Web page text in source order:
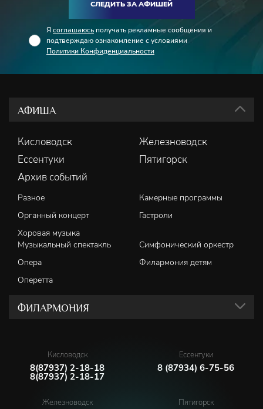
СЛЕДИТЬ ЗА АФИШЕЙ
Я соглашаюсь получать рекламные сообщения и
подтверждаю ознакомление с условиями
Политики Конфиденциальности
АФИША
Кисловодск
Железноводск
Ессентуки
Пятигорск
Архив событий
Разное
Камерные программы
Органный концерт
Гастроли
Хоровая музыка
Музыкальный спектакль
Симфонический оркестр
Опера
Филармония детям
Оперетта
ФИЛАРМОНИЯ
Кисловодск
8(87937) 2-18-18
8(87937) 2-18-17
Ессентуки
8 (87934) 6-75-56
Железноводск Пятигорск